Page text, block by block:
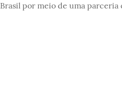
por meio de uma parceria